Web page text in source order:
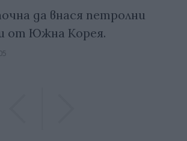
да внася петролни
от Южна Корея.